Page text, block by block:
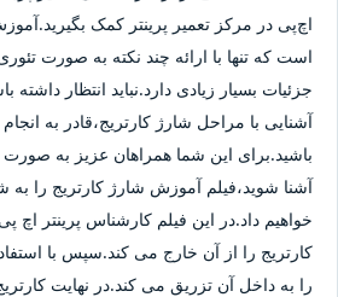
اچ‌پی در مرکز تعمیر پرینتر کمک
است که تنها با ارائه چند نکته به صورت
جزئیات بسیار زیادی دارد.نباید انتظار داشته
آشنایی با مراحل شارژ کارتریج،قادر به
باشید.برای این شما همراهان عزیز به صورت
آشنا شوید،فیلم آموزش شارژ کارتریج را به
خواهیم داد.در این فیلم کارشناس پرینتر اچ
کارتریج را از آن خارج می کند.سپس با
را به داخل آن تزریق می کند.در نهایت